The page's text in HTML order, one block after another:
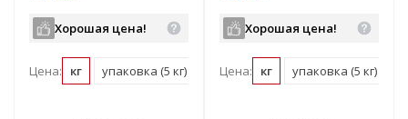
Хорошая цена!
Цена: кг упаковка (5 кг)
Хорошая цена!
Цена: кг упаковка (5 кг)